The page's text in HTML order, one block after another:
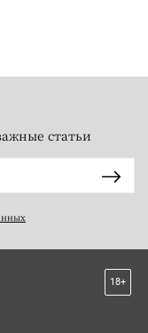
статьи
18+